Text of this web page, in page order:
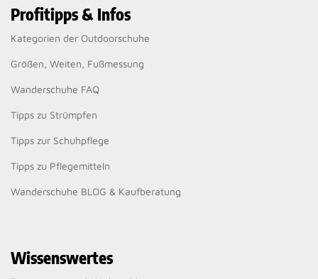
Profitipps & Infos
Kategorien der Outdoorschuhe
Größen, Weiten, Fußmessung
Wanderschuhe FAQ
Tipps zu Strümpfen
Tipps zur Schuhpflege
Tipps zu Pflegemitteln
Wanderschuhe BLOG & Kaufberatung
Wissenswertes